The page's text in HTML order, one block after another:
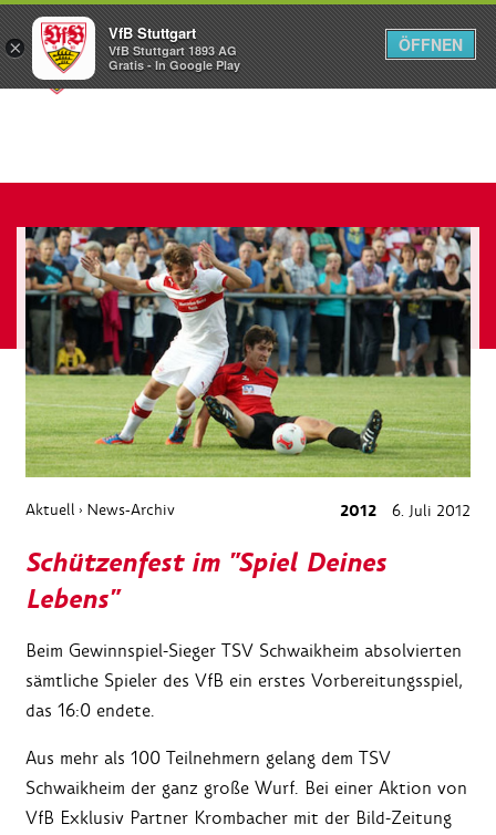
Menü
Aktuell › News-Archiv 2012 6. Juli 2012
Schützenfest im "Spiel Deines
Lebens"
Beim Gewinnspiel-Sieger TSV Schwaikheim absolvierten
sämtliche Spieler des VfB ein erstes Vorbereitungsspiel,
das 16:0 endete.
Aus mehr als 100 Teilnehmern gelang dem TSV
Schwaikheim der ganz große Wurf. Bei einer Aktion von
VfB Exklusiv Partner Krombacher mit der Bild-Zeitung
×
VfB Stuttgart
VfB Stuttgart 1893 AG
Gratis - In Google Play
ÖFFNEN